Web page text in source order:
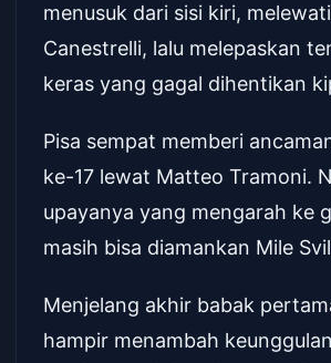
menusuk dari sisi kiri,
Canestrelli, lalu melepaskan
keras yang gagal dihentikan
Pisa sempat memberi
ke-17 lewat Matteo Tramoni.
upayanya yang mengarah ke
masih bisa diamankan Mile
Menjelang akhir babak
hampir menambah